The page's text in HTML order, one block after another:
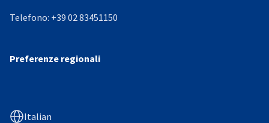
Telefono: +39 02 83451150
Preferenze regionali
Italian